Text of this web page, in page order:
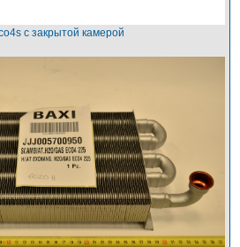
с закрытой камерой